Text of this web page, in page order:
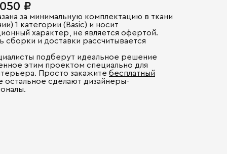
₽
за минимальную комплектацию в ткани
1 категории (Basic) и носит
характер, не является офертой.
сборки и доставки рассчитывается
подберут идеальное решение
этим проектом специально для
Просто закажите бесплатный
остальное сделают дизайнеры-